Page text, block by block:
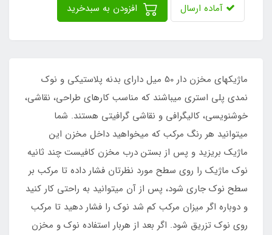
آماده ارسال
ماژیکهای مخزن دار 50 میل دارای بدنه پلاستیکی و نوک
نمدی پلی استری می‏باشند که مناسب کارهای طراحی، نقاشی،
خوشنویسی، کالیگرافی و نقاشی گرافیتی هستند. شما
میتوانید هر رنگ مرکب که میخواهید داخل مخزن این
ماژیک بریزید و پس از بستن درب مخزن کافیست چند ثانیه
نوک ماژیک را روی سطح مورد نظرتان فشار داده تا مرکب بر
سطح نوک جاری شود، پس از آن می‏توانید به راحتی کار کنید
و دوباره اگر میزان مرکب کم شد نوک را فشار دهید تا مرکب
روی نوک تزریق شود. اگر بعد از هربار استفاده نوک و مخزن